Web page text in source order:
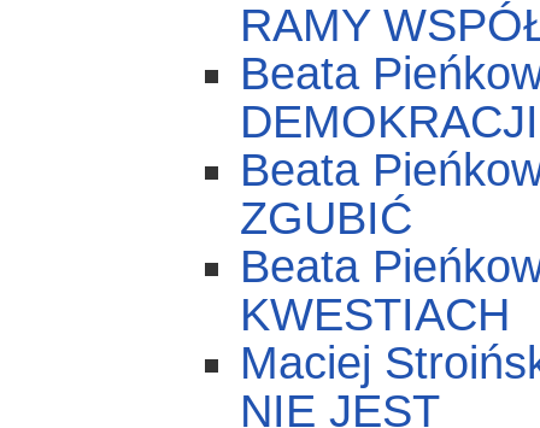
RAMY
Beata
Beata
ZGUBIĆ
Beata
KWESTIACH
Maciej
NIE JEST